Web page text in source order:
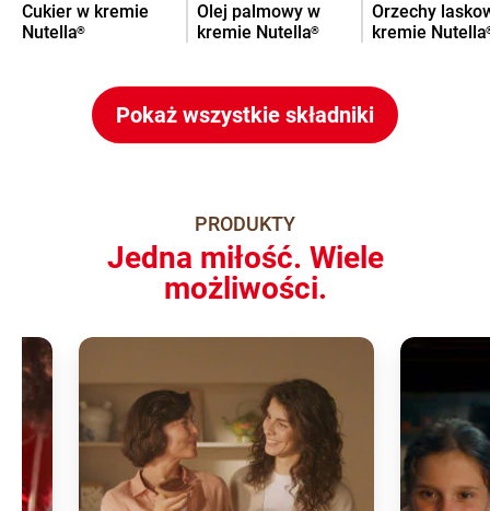
Cukier w kremie
Nutella®
Olej palmowy w
kremie Nutella®
Orzechy
kremie Nutella
Pokaż wszystkie składniki
PRODUKTY
Jedna miłość. Wiele
możliwości.